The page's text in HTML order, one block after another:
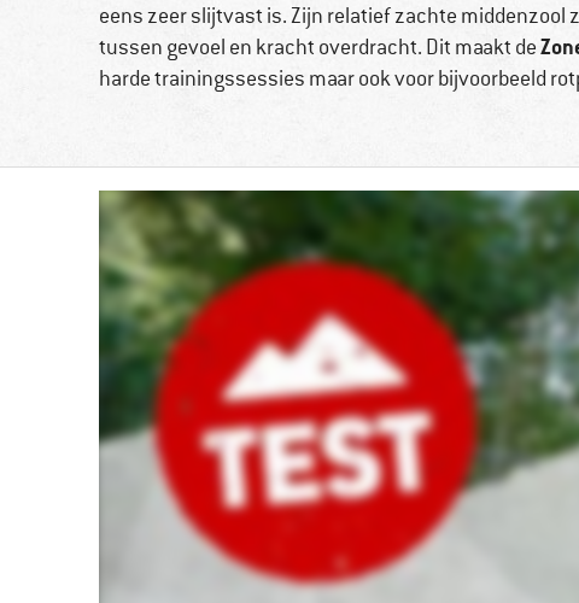
eens zeer slijtvast is. Zijn relatief zachte middenzool
tussen gevoel en kracht overdracht. Dit maakt de
harde trainingssessies maar ook voor bijvoorbeeld